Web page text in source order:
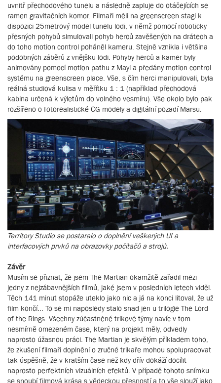
uvnitř přechodového tunelu a následně zapluje do otáčejících se
ramen gravitačních komor. Filmaři měli na greenscreen stagi k
dispozici 25metrový model tunelu lodi, v němž pomocí roboticky
přesných pohybů simulovali pohyb herců zavěšených na drátech a
do toho motion control poháněl kameru. Stejně vznikla i většina
podobných záběrů z vnějšku lodi. Pohyby herců a kamer byly
animovány pomocí motion pathu z Mayi a předány motion control
systému na greenscreen place. Vše, s čím herci manipulovali, byla
reálná studiová kulisa v měřítku 1 : 1 (například přechodová
kabina určená k výletům do volného vesmíru). Vše okolo bylo pak
rozšířeno o fotorealistické CG modely a digitální pozadí Marsu.
Territory Studio se postaralo o doplnění veškerých UI a
interfacových prvků na obrazovky počítačů a strojů.
Závěr
Musím se přiznat, že jsem The Martian okamžitě zařadil mezi
jedny z nejzábavnějších filmů, jaké jsem v posledních letech viděl.
Těch 141 minut stopáže uteklo jako nic a já na konci litoval, že už
film končí... To se mi naposledy stalo snad jen u trilogie The Lord
of the Rings. Všechny zúčastněné trikové týmy navíc v tom
nesmírně omezeném čase, který na projekt měly, odvedly
naprosto úžasnou práci. The Martian je skvělým příkladem toho,
že zkušení filmaři doplnění o zručné trikaře mohou spolupracovat
tak úspěšně, že v kratším čase než kdy dřív dokáží docílit
naprosto perfektních vizuálních efektů. V případě tohoto snímku
se snoubí filmová krása s vědeckou přesností a to vše slouží jako